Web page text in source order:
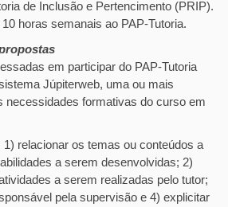
de Inclusão e Pertencimento (PRIP).
horas semanais ao PAP-Tutoria.
em participar do PAP-Tutoria
Júpiterweb, uma ou mais
necessidades formativas do curso em
relacionar os temas ou conteúdos a
a serem desenvolvidas; 2)
a serem realizadas pelo tutor;
pela supervisão e 4) explicitar